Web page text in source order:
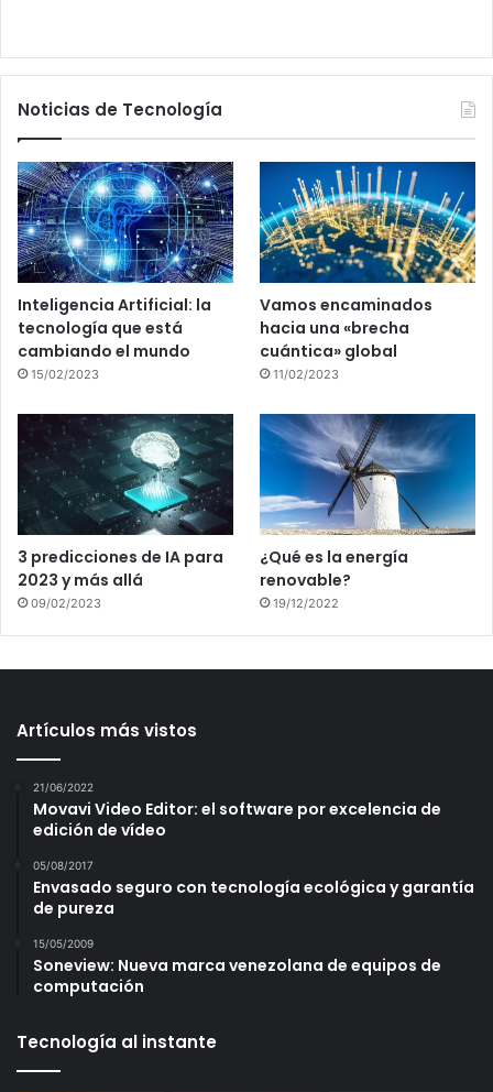
Noticias de Tecnología
Inteligencia Artificial: la
tecnología que está
cambiando el mundo
15/02/2023
Vamos encaminados
hacia una «brecha
cuántica» global
11/02/2023
3 predicciones de IA para
2023 y más allá
09/02/2023
¿Qué es la energía
renovable?
19/12/2022
Artículos más vistos
21/06/2022
Movavi Video Editor: el software por excelencia de
edición de vídeo
05/08/2017
Envasado seguro con tecnología ecológica y garantía
de pureza
15/05/2009
Soneview: Nueva marca venezolana de equipos de
computación
Tecnología al instante